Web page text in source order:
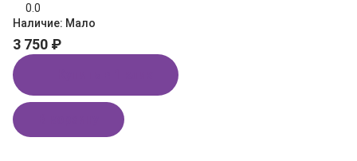
0.0
Наличие: Мало
3 750 ₽